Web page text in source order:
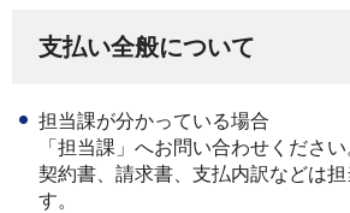
支払い全般について
担当課が分かっている場合
「担当課」へお問い合わせください
契約書、請求書、支払内訳などは
す。